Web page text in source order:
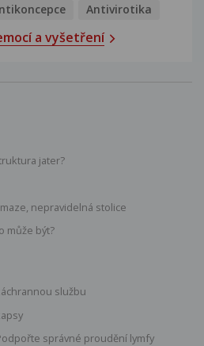
Antivirotika
a vyšetření
jater?
nepravidelná stolice
může být?
službu
správné proudění lymfy